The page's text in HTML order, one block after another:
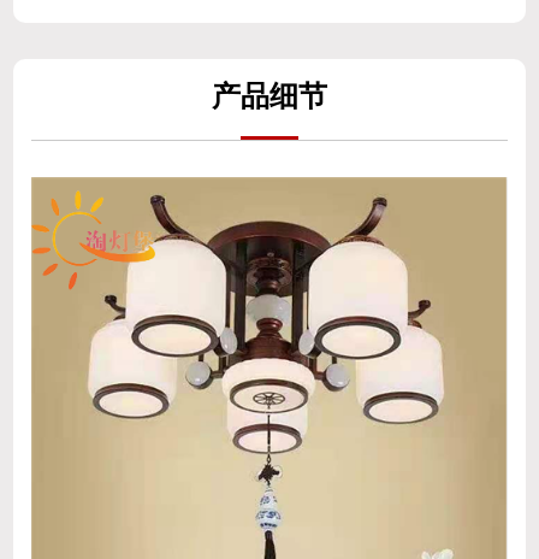
产品细节